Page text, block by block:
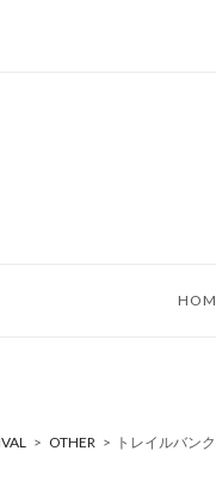
> OTHER > トレイルバン